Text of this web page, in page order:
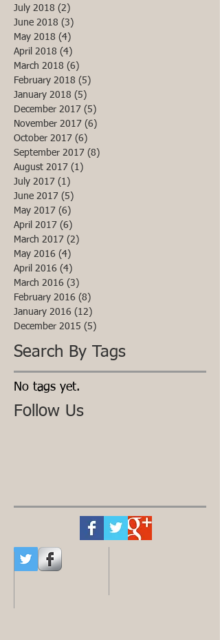
Search By Tags
Follow Us
July 2018 (2)
June 2018 (3)
May 2018 (4)
April 2018 (4)
March 2018 (6)
February 2018 (5)
January 2018 (5)
December 2017 (5)
November 2017 (6)
October 2017 (6)
September 2017 (8)
August 2017 (1)
July 2017 (1)
June 2017 (5)
May 2017 (6)
April 2017 (6)
March 2017 (2)
May 2016 (4)
April 2016 (4)
March 2016 (3)
February 2016 (8)
January 2016 (12)
December 2015 (5)
No tags yet.